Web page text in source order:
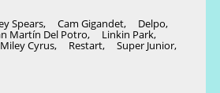
Spears, Cam Gigandet, Delpo,
Martín Del Potro, Linkin Park,
Miley Cyrus, Restart, Super Junior,